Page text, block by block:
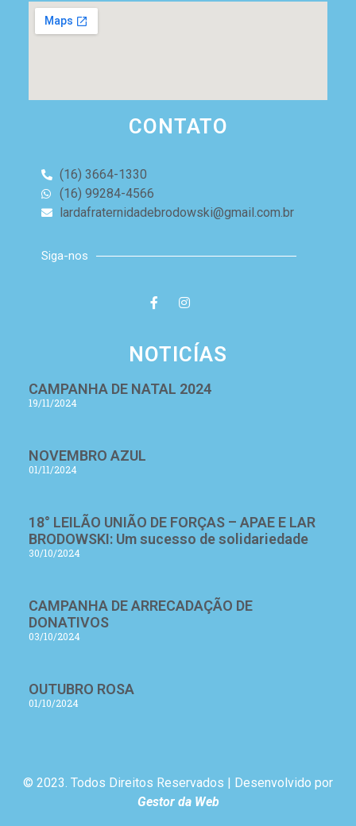
CONTATO
(16) 3664-1330
(16) 99284-4566
lardafraternidadebrodowski@gmail.com.br
Siga-nos
NOTICÍAS
CAMPANHA DE NATAL 2024
19/11/2024
NOVEMBRO AZUL
01/11/2024
18° LEILÃO UNIÃO DE FORÇAS – APAE E LAR
BRODOWSKI: Um sucesso de solidariedade
30/10/2024
CAMPANHA DE ARRECADAÇÃO DE
DONATIVOS
03/10/2024
OUTUBRO ROSA
01/10/2024
© 2023. Todos Direitos Reservados | Desenvolvido por
Gestor da Web